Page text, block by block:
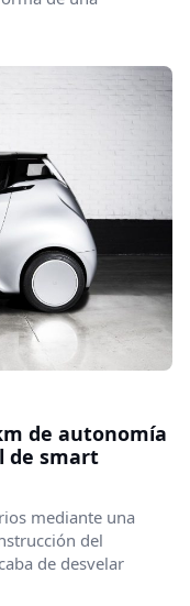
de autonomía
de smart
mediante una
del
de desvelar